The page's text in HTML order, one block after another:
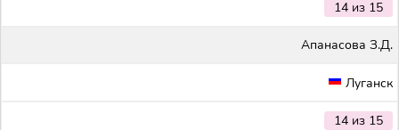
14 из 15
Апанасова З.Д.
Луганск
14 из 15